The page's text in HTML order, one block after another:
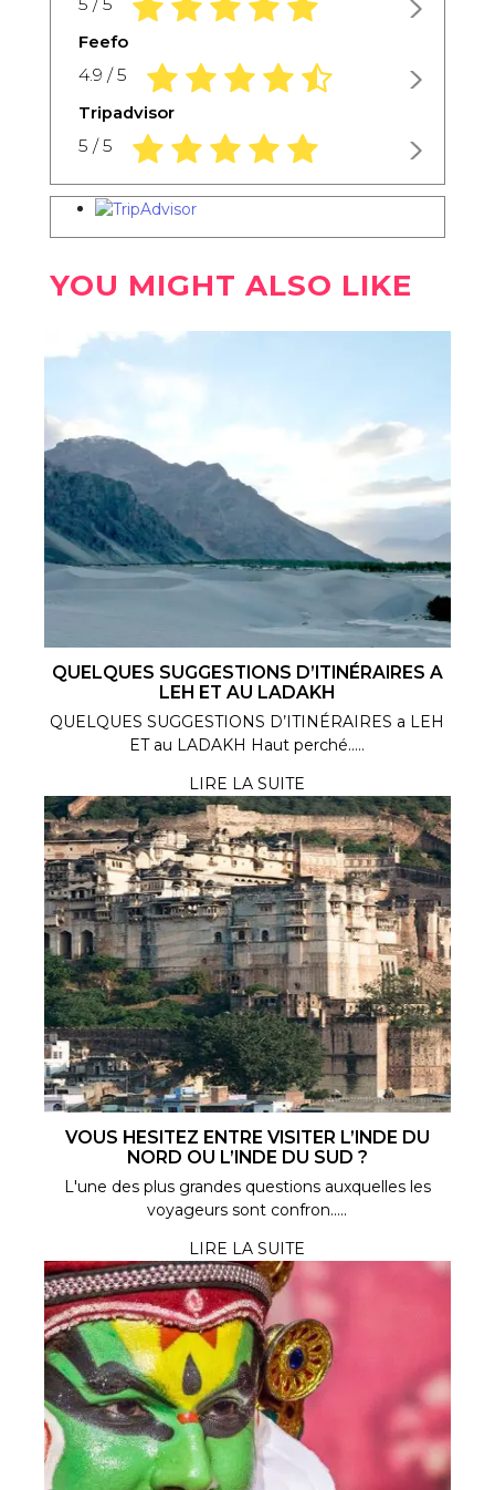
Feefo
4.9 / 5 4.9 rating based on 1,234 ratings
Tripadvisor
5 / 5 5.0 rating based on 1,234 ratings
YOU MIGHT ALSO LIKE
QUELQUES SUGGESTIONS D’ITINÉRAIRES A
LEH ET AU LADAKH
QUELQUES SUGGESTIONS D’ITINÉRAIRES a LEH
ET au LADAKH Haut perché.....
LIRE LA SUITE
VOUS HESITEZ ENTRE VISITER L’INDE DU
NORD OU L’INDE DU SUD ?
L'une des plus grandes questions auxquelles les
voyageurs sont confron.....
LIRE LA SUITE